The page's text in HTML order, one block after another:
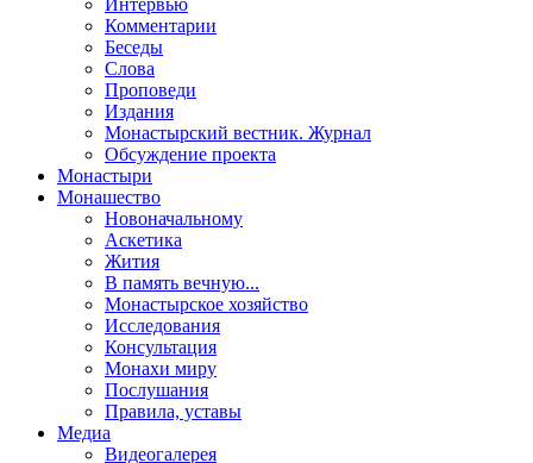
Интервью
Комментарии
Беседы
Слова
Проповеди
Издания
Монастырский вестник. Журнал
Обсуждение проекта
Монастыри
Монашество
Новоначальному
Аскетика
Жития
В память вечную...
Монастырское хозяйство
Исследования
Консультация
Монахи миру
Послушания
Правила, уставы
Медиа
Видеогалерея